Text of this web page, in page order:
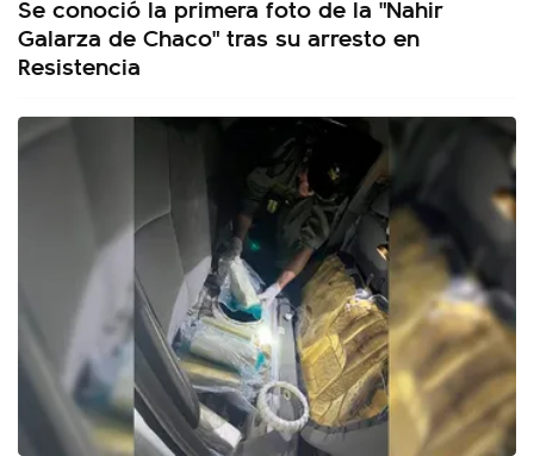
Se conoció la primera foto de la "Nahir
Galarza de Chaco" tras su arresto en
Resistencia